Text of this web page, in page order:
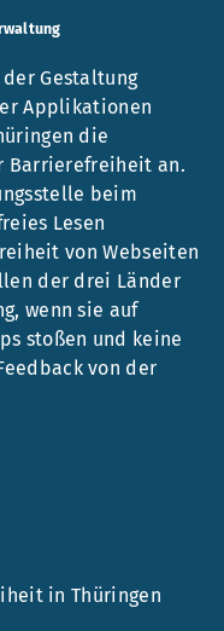
Gestaltung
Applikationen
die
Barrierefreiheit an.
beim
Lesen
von Webseiten
der drei Länder
wenn sie auf
stoßen und keine
von der
in Thüringen